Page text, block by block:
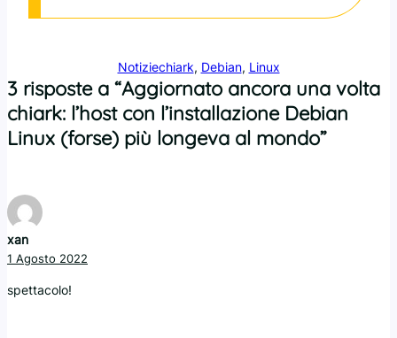
Notiziechiark, Debian, Linux
3 risposte a “Aggiornato ancora una volta
chiark: l’host con l’installazione Debian
Linux (forse) più longeva al mondo”
xan
1 Agosto 2022
spettacolo!